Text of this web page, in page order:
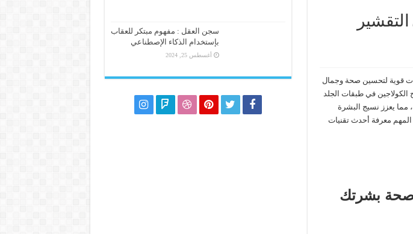
قوية لتحسين صحة وجمال
الكولاجين في طبقات الجلد
مما يعزز نسيج البشرة
المهم معرفة أحدث تقنيات
سجن العقل : مفهوم مبتكر للعقاب
بإستخدام الذكاء الإصطناعي
أغسطس 25, 2024